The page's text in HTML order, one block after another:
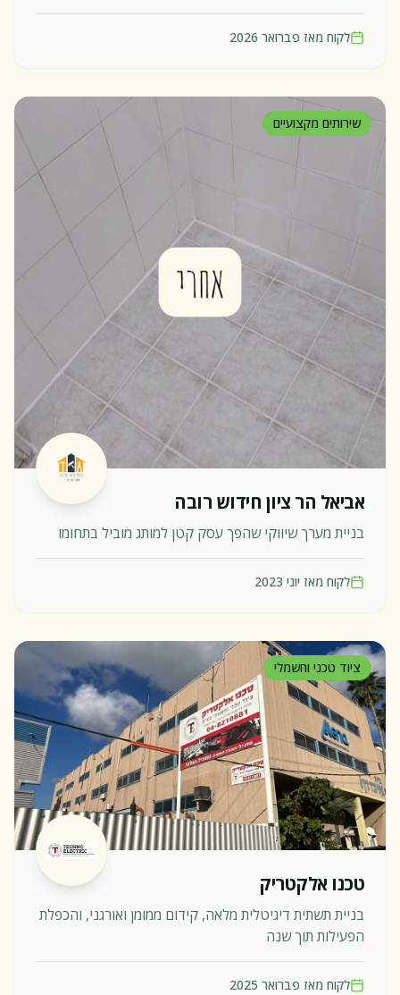
לקוח מאז פברואר 2026
שירותים מקצועיים
אביאל הר ציון חידוש רובה
בניית מערך שיווקי שהפך עסק קטן למותג מוביל בתחומו
לקוח מאז יוני 2023
ציוד טכני וחשמלי
טכנו אלקטריק
בניית תשתית דיגיטלית מלאה, קידום ממומן ואורגני, והכפלת
הפעילות תוך שנה
לקוח מאז פברואר 2025